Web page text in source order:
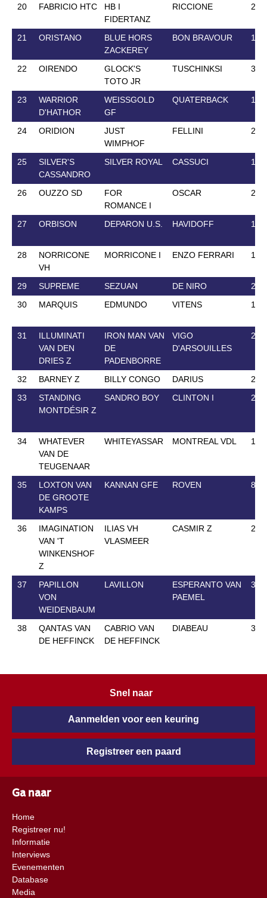
20 FABRICIO HTC
HB I
FIDERTANZ
RICCIONE 25
21 ORISTANO
BLUE HORS
ZACKEREY
BON BRAVOUR 14
22 OIRENDO
GLOCK'S
TOTO JR
TUSCHINKSI 3
23
WARRIOR
D'HATHOR
WEISSGOLD
GF
QUATERBACK 19
24 ORIDION
JUST
WIMPHOF
FELLINI 22
25
SILVER'S
CASSANDRO
SILVER ROYAL CASSUCI 19
26 OUZZO SD
FOR
ROMANCE I
OSCAR 2
27 ORBISON DEPARON U.S. HAVIDOFF 16
28
NORRICONE
VH
MORRICONE I ENZO FERRARI 10
29 SUPREME SEZUAN DE NIRO
29
30
MARQUIS EDMUNDO VITENS 15
31
ILLUMINATI
VAN DEN
DRIES Z
IRON MAN VAN
DE
PADENBORRE
VIGO
D'ARSOUILLES
23
32 BARNEY Z BILLY CONGO DARIUS
25
33
STANDING
MONTDÉSIR Z
SANDRO BOY CLINTON I 24
34
WHATEVER
VAN DE
TEUGENAAR
WHITEYASSAR MONTREAL VDL 19
35
LOXTON VAN
DE GROOTE
KAMPS
KANNAN GFE ROVEN 8
36
IMAGINATION
VAN 'T
WINKENSHOF
Z
ILIAS VH
VLASMEER
CASMIR Z 28
37
PAPILLON
VON
WEIDENBAUM
LAVILLON
ESPERANTO VAN
PAEMEL
3
38
QANTAS VAN
DE HEFFINCK
CABRIO VAN
DE HEFFINCK
DIABEAU 31
Snel naar
Aanmelden voor een keuring
Registreer een paard
Ga naar
Home
Registreer nu!
Informatie
Interviews
Evenementen
Database
Media